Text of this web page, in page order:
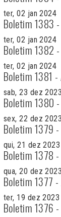
ter, 02 jan 2024
Boletim 1383
ter, 02 jan 2024
Boletim 1382
ter, 02 jan 2024
Boletim 1381
sab, 23 dez 2023
Boletim 1380
sex, 22 dez 2023
Boletim 1379
qui, 21 dez 2023
Boletim 1378
qua, 20 dez 2023
Boletim 1377
ter, 19 dez 2023
Boletim 1376